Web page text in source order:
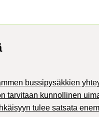
bussipysäkkien
tarvitaan kunnollinen
tulee satsata